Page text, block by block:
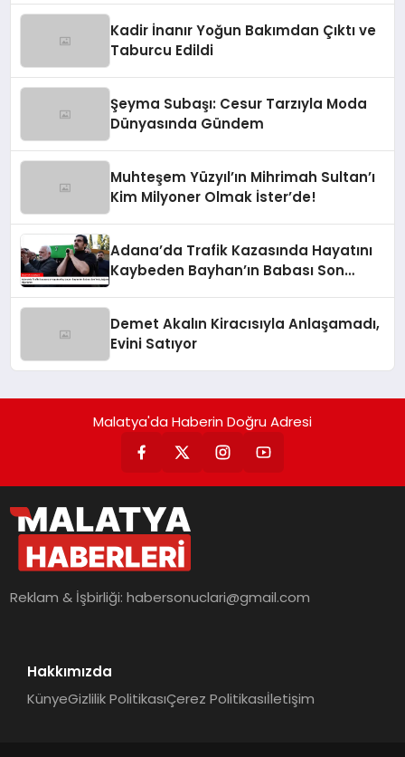
Kadir İnanır Yoğun Bakımdan Çıktı ve
Taburcu Edildi
Şeyma Subaşı: Cesur Tarzıyla Moda
Dünyasında Gündem
Muhteşem Yüzyıl’ın Mihrimah Sultan’ı
Kim Milyoner Olmak İster’de!
Adana’da Trafik Kazasında Hayatını
Kaybeden Bayhan’ın Babası Son
Demet Akalın Kiracısıyla Anlaşamadı,
Evini Satıyor
Malatya'da Haberin Doğru Adresi
Reklam & İşbirliği:habersonuclari@gmail.com
Hakkımızda
KünyeGizlilik PolitikasıÇerez Politikasıİletişim